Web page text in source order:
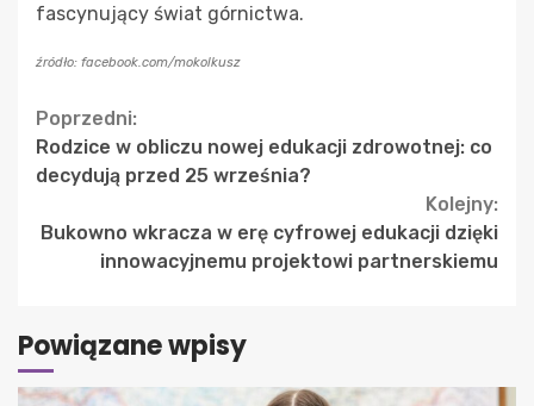
fascynujący świat górnictwa.
źródło: facebook.com/mokolkusz
Continue
Reading
Poprzedni:
Rodzice w obliczu nowej edukacji zdrowotnej: co
decydują przed 25 września?
Kolejny:
Bukowno wkracza w erę cyfrowej edukacji dzięki
innowacyjnemu projektowi partnerskiemu
Powiązane wpisy